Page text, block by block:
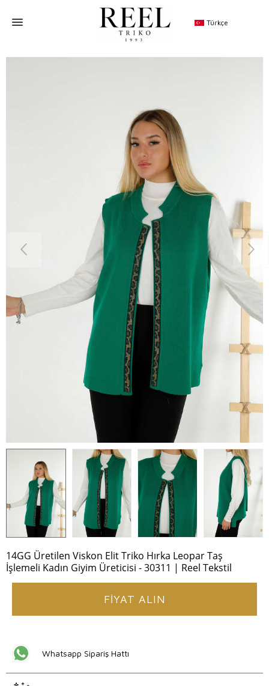
Türkçe
14GG Üretilen Viskon Elit Triko Hırka Leopar Taş
İşlemeli Kadın Giyim Üreticisi - 30311 | Reel Tekstil
FİYAT ALIN
Whatsapp Sipariş Hattı